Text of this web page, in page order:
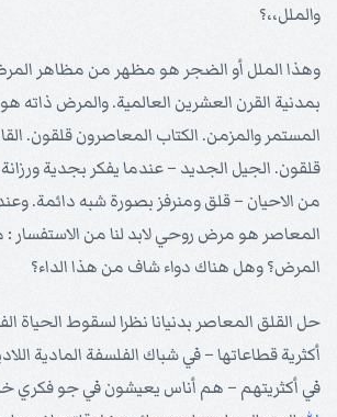
والملل،،؟
وهذا الملل أو الضجر هو مظهر من مظاهر
بمدنية القرن العشرين العالمية. والمرض ذاته
المستمر والمزمن. الكتاب المعاصرون قلقون.
قلقون. الجيل الجديد – عندما يفكر بجدية
من الاحيان – قلق ومنرفز بصورة شبه دائمة.
المعاصر هو مرض روحي لابد لنا من الاستفسار :
المرض؟ وهل هناك دواء شاف من هذا الداء؟
حل القلق المعاصر بدنيانا نظرا لسقوط الحياة
أكثرية قطاعاتها – في شباك الفلسفة المادية
في أكثريتهم – هم أناس يعيشون في جو فكري